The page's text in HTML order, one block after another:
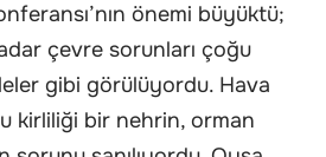
önemi büyüktü;
çevre sorunları çoğu
gibi görülüyordu. Hava
kirliliği bir nehrin, orman